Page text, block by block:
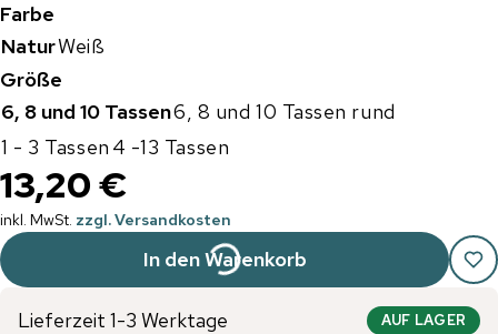
Farbe
NaturWeiß
Größe
6, 8 und 10 Tassen6, 8 und 10 Tassen rund
1 - 3 Tassen 4 -13 Tassen
13,20 €
inkl. MwSt. zzgl. Versandkosten
In den Warenkorb
Lieferzeit 1-3 Werktage AUF LAGER